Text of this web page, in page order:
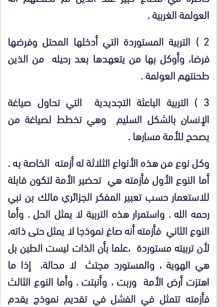
العولمة الغربية .
2 ) التربية المستوردة التي أدخلها المحتل وفرضها
فرضا، وأوكل بها من يتعهدها بعد رحيله من الذين
طحنتهم العولمة .
3 ) التربية الباعثة التجديدية التي تحاول صياغة
الإنسان بالشكل السليم وهي تخطط لصياغة من
يصحح للأمة مسارها .
وكل نوع من هذه الأنواع الثلاثة له أزمته الخاصة به .
أما النوع الأول فأزمته هي تحضير الأمة لتكون قابلة
للاستعمار حسب تعبير المفكر الجزائري مالك بن نبي
رحمه الله . واستمرار هذه التربية لا يمثل الحل . وأما
النوع الثاني فأزمته أنه صاغ نموذجا لا يمثل حتى ذاته،
لأن تربيته مستوردة ،علما بأن الذات ليست الطين بل
هي الهوية ، والمستورد مجتث لا محالة، إذا ما
اهتزت أرض الأمة وربت ، وأنبتت . وأما النوع الثالث
فأزمته تتمثل في الفشل في تقديم نموذج يقدم